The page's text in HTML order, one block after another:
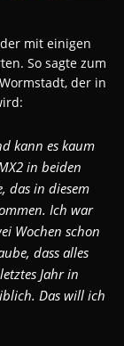
mit einigen
So sagte zum
der in
kann es kaum
in beiden
das in diesem
Ich war
Wochen schon
dass alles
Jahr in
Das will ich